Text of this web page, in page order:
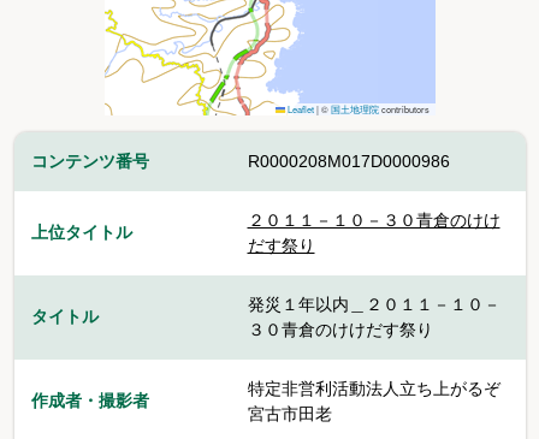
Leaflet |©国土地理院contributors
コンテンツ番号 R0000208M017D0000986
上位タイトル
２０１１－１０－３０青倉のけけ
だす祭り
タイトル
発災１年以内＿２０１１－１０－
３０青倉のけけだす祭り
作成者・撮影者
特定非営利活動法人立ち上がるぞ
宮古市田老